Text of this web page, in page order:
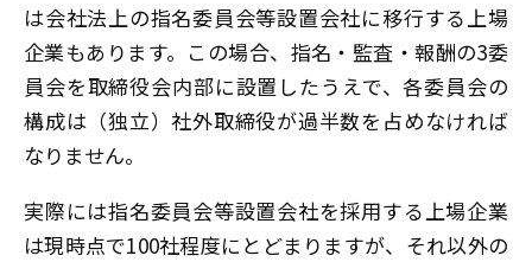
は会社法上の指名委員会等設置会社に移行する上場
企業もあります。この場合、指名・監査・報酬の3委
員会を取締役会内部に設置したうえで、各委員会の
構成は（独立）社外取締役が過半数を占めなければ
なりません。
実際には指名委員会等設置会社を採用する上場企業
は現時点で100社程度にとどまりますが、それ以外の